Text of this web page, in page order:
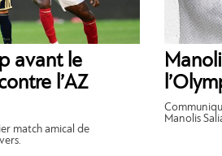
avant le
l’AZ
match amical de
Manolis